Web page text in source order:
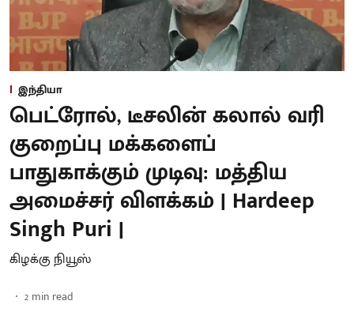
இந்தியா
பெட்ரோல், டீசலின் கலால் வரி
குறைப்பு மக்களைப்
பாதுகாக்கும் முடிவு: மத்திய
அமைச்சர் விளக்கம் | Hardeep
Singh Puri |
கிழக்கு நியூஸ்
2 min read